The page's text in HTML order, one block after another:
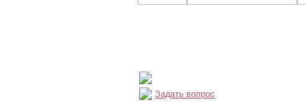
Задать вопрос